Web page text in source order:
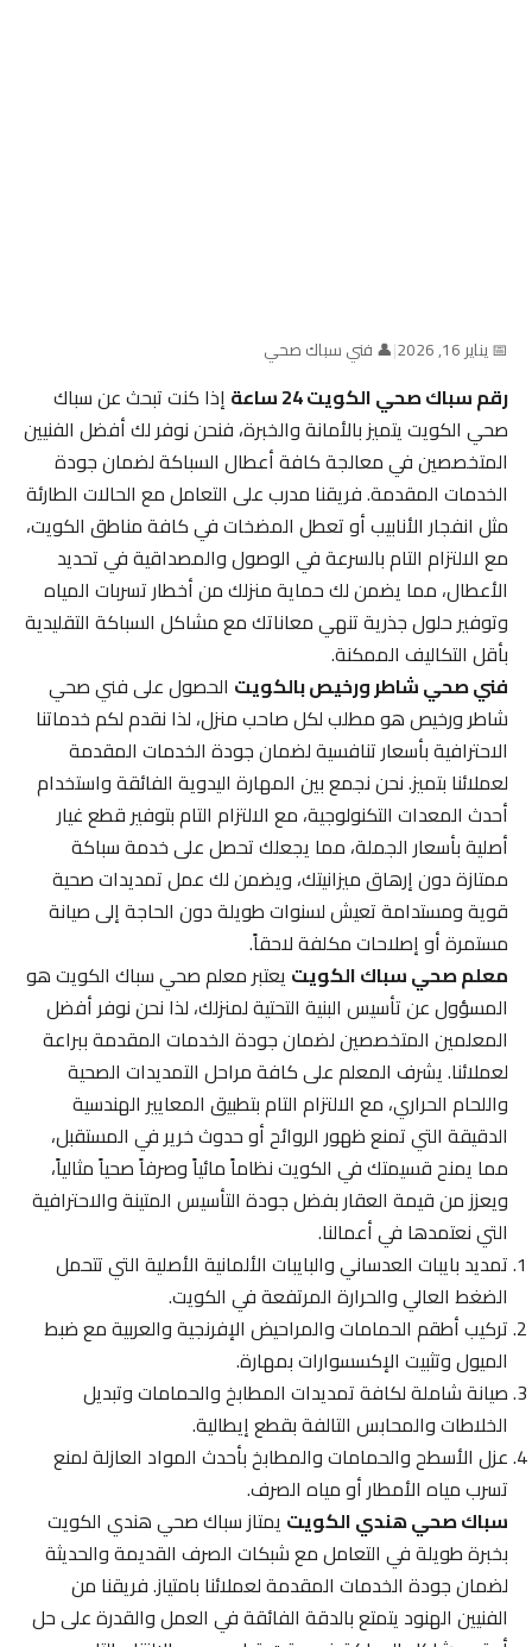
📅 يناير 16, 2026 |👤 فني سباك صحي
رقم سباك صحي الكويت 24 ساعة
إذا كنت تبحث عن سباك
صحي الكويت يتميز بالأمانة والخبرة، فنحن نوفر لك أفضل الفنيين
المتخصصين في معالجة كافة أعطال السباكة لضمان جودة
الخدمات المقدمة. فريقنا مدرب على التعامل مع الحالات الطارئة
مثل انفجار الأنابيب أو تعطل المضخات في كافة مناطق الكويت،
مع الالتزام التام بالسرعة في الوصول والمصداقية في تحديد
الأعطال، مما يضمن لك حماية منزلك من أخطار تسربات المياه
وتوفير حلول جذرية تنهي معاناتك مع مشاكل السباكة التقليدية
بأقل التكاليف الممكنة.
فني صحي شاطر ورخيص بالكويتالحصول على فني صحي
شاطر ورخيص هو مطلب لكل صاحب منزل، لذا نقدم لكم خدماتنا
الاحترافية بأسعار تنافسية لضمان جودة الخدمات المقدمة
لعملائنا بتميز. نحن نجمع بين المهارة اليدوية الفائقة واستخدام
أحدث المعدات التكنولوجية، مع الالتزام التام بتوفير قطع غيار
أصلية بأسعار الجملة، مما يجعلك تحصل على خدمة سباكة
ممتازة دون إرهاق ميزانيتك، ويضمن لك عمل تمديدات صحية
قوية ومستدامة تعيش لسنوات طويلة دون الحاجة إلى صيانة
مستمرة أو إصلاحات مكلفة لاحقاً.
معلم صحي سباك الكويتيعتبر معلم صحي سباك الكويت هو
المسؤول عن تأسيس البنية التحتية لمنزلك، لذا نحن نوفر أفضل
المعلمين المتخصصين لضمان جودة الخدمات المقدمة ببراعة
لعملائنا. يشرف المعلم على كافة مراحل التمديدات الصحية
واللحام الحراري، مع الالتزام التام بتطبيق المعايير الهندسية
الدقيقة التي تمنع ظهور الروائح أو حدوث خرير في المستقبل،
مما يمنح قسيمتك في الكويت نظاماً مائياً وصرفاً صحياً مثالياً،
ويعزز من قيمة العقار بفضل جودة التأسيس المتينة والاحترافية
التي نعتمدها في أعمالنا.
تمديد بايبات العدساني والبايبات الألمانية الأصلية التي تتحمل
الضغط العالي والحرارة المرتفعة في الكويت.
تركيب أطقم الحمامات والمراحيض الإفرنجية والعربية مع ضبط
الميول وتثبيت الإكسسوارات بمهارة.
صيانة شاملة لكافة تمديدات المطابخ والحمامات وتبديل
الخلاطات والمحابس التالفة بقطع إيطالية.
عزل الأسطح والحمامات والمطابخ بأحدث المواد العازلة لمنع
تسرب مياه الأمطار أو مياه الصرف.
سباك صحي هندي الكويتيمتاز سباك صحي هندي الكويت
بخبرة طويلة في التعامل مع شبكات الصرف القديمة والحديثة
لضمان جودة الخدمات المقدمة لعملائنا بامتياز. فريقنا من
الفنيين الهنود يتمتع بالدقة الفائقة في العمل والقدرة على حل